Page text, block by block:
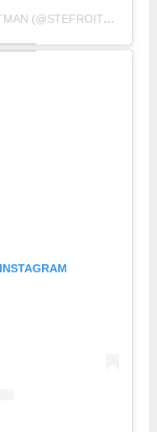
A POST SHARED BY STEF ROITMAN (@STEFROITMAN)